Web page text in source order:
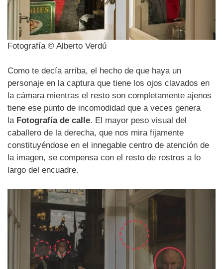
Fotografía © Alberto Verdú
Como te decía arriba, el hecho de que haya un
personaje en la captura que tiene los ojos clavados en
la cámara mientras el resto son completamente ajenos
tiene ese punto de incomodidad que a veces genera
la Fotografía de calle. El mayor peso visual del
caballero de la derecha, que nos mira fijamente
constituyéndose en el innegable centro de atención de
la imagen, se compensa con el resto de rostros a lo
largo del encuadre.